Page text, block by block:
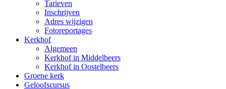
Tarieven
Inschrijven
Adres wijzigen
Fotoreportages
Kerkhof
Algemeen
Kerkhof in Middelbeers
Kerkhof in Oostelbeers
Groene kerk
Geloofscursus